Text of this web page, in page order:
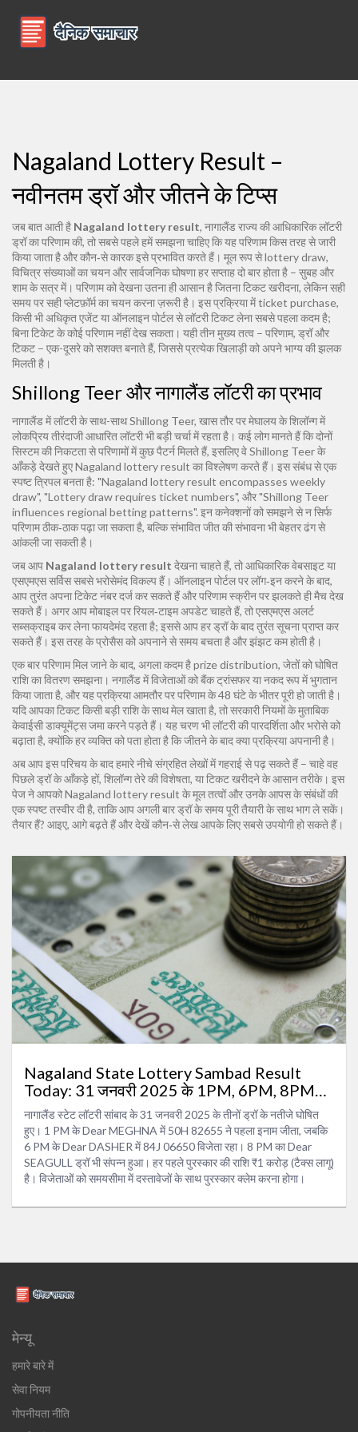
Nagaland Lottery Result –
नवीनतम ड्रॉ और जीतने के टिप्स
जब बात आती है Nagaland lottery result, नागालैंड राज्य की आधिकारिक लॉटरी
ड्रॉ का परिणामकी, तो सबसे पहले हमें समझना चाहिए कि यह परिणाम किस तरह से जारी
किया जाता है और कौन‑से कारक इसे प्रभावित करते हैं। मूल रूप सेlottery draw,
विचित्र संख्याओं का चयन और सार्वजनिक घोषणाहर सप्ताह दो बार होता है – सुबह और
शाम के सत्र में। परिणाम को देखना उतना ही आसान है जितना टिकट खरीदना, लेकिन सही
समय पर सही प्लेटफ़ॉर्म का चयन करना ज़रूरी है। इस प्रक्रिया मेंticket purchase,
किसी भी अधिकृत एजेंट या ऑनलाइन पोर्टल से लॉटरी टिकट लेनासबसे पहला कदम है;
बिना टिकेट के कोई परिणाम नहीं देख सकता। यही तीन मुख्य तत्व – परिणाम, ड्रॉ और
टिकट – एक-दूसरे को सशक्त बनाते हैं, जिससे प्रत्येक खिलाड़ी को अपने भाग्य की झलक
मिलती है।
Shillong Teer और नागालैंड लॉटरी का प्रभाव
नागालैंड में लॉटरी के साथ-साथShillong Teer, खास तौर पर मेघालय के शिलॉन्ग में
लोकप्रिय तीरंदाजी आधारित लॉटरीभी बड़ी चर्चा में रहता है। कई लोग मानते हैं कि दोनों
सिस्टम की निकटता से परिणामों में कुछ पैटर्न मिलते हैं, इसलिए वे Shillong Teer के
आँकड़े देखते हुए Nagaland lottery result का विश्लेषण करते हैं। इस संबंध से एक
स्पष्ट त्रिपल बनता है: "Nagaland lottery result encompasses weekly
draw", "Lottery draw requires ticket numbers", और "Shillong Teer
influences regional betting patterns". इन कनेक्शनों को समझने से न सिर्फ
परिणाम ठीक‑ठाक पढ़ा जा सकता है, बल्कि संभावित जीत की संभावना भी बेहतर ढंग से
आंकली जा सकती है।
जब आप Nagaland lottery result देखना चाहते हैं, तो आधिकारिक वेबसाइट या
एसएमएस सर्विस सबसे भरोसेमंद विकल्प हैं। ऑनलाइन पोर्टल पर लॉग‑इन करने के बाद,
आप तुरंत अपना टिकेट नंबर दर्ज कर सकते हैं और परिणाम स्क्रीन पर झलकते ही मैच देख
सकते हैं। अगर आप मोबाइल पर रियल‑टाइम अपडेट चाहते हैं, तो एसएमएस अलर्ट
सब्सक्राइब कर लेना फायदेमंद रहता है; इससे आप हर ड्रॉ के बाद तुरंत सूचना प्राप्त कर
सकते हैं। इस तरह के प्रोसैस को अपनाने से समय बचता है और झंझट कम होती है।
एक बार परिणाम मिल जाने के बाद, अगला कदम हैprize distribution, जेतों को घोषित
राशि का वितरणसमझना। नगालैंड में विजेताओं को बैंक ट्रांसफर या नकद रूप में भुगतान
किया जाता है, और यह प्रक्रिया आमतौर पर परिणाम के 48 घंटे के भीतर पूरी हो जाती है।
यदि आपका टिकट किसी बड़ी राशि के साथ मेल खाता है, तो सरकारी नियमों के मुताबिक
केवाईसी डाक्यूमेंट्स जमा करने पड़ते हैं। यह चरण भी लॉटरी की पारदर्शिता और भरोसे को
बढ़ाता है, क्योंकि हर व्यक्ति को पता होता है कि जीतने के बाद क्या प्रक्रिया अपनानी है।
अब आप इस परिचय के बाद हमारे नीचे संग्रहित लेखों में गहराई से पढ़ सकते हैं – चाहे वह
पिछले ड्रॉ के आँकड़े हों, शिलॉन्ग तेरे की विशेषता, या टिकट खरीदने के आसान तरीके। इस
पेज ने आपको Nagaland lottery result के मूल तत्वों और उनके आपस के संबंधों की
एक स्पष्ट तस्वीर दी है, ताकि आप अगली बार ड्रॉ के समय पूरी तैयारी के साथ भाग ले सकें।
तैयार हैं? आइए, आगे बढ़ते हैं और देखें कौन‑से लेख आपके लिए सबसे उपयोगी हो सकते हैं।
Nagaland State Lottery Sambad Result
Today: 31 जनवरी 2025 के 1PM, 6PM, 8PM
विजेताओं की सूची
नागालैंड स्टेट लॉटरी सांबाद के 31 जनवरी 2025 के तीनों ड्रॉ के नतीजे घोषित
हुए। 1 PM के Dear MEGHNA में 50H 82655 ने पहला इनाम जीता, जबकि
6 PM के Dear DASHER में 84J 06650 विजेता रहा। 8 PM का Dear
SEAGULL ड्रॉ भी संपन्न हुआ। हर पहले पुरस्कार की राशि ₹1 करोड़ (टैक्स लागू)
है। विजेताओं को समयसीमा में दस्तावेजों के साथ पुरस्कार क्लेम करना होगा।
मेन्यू
हमारे बारे में
सेवा नियम
गोपनीयता नीति